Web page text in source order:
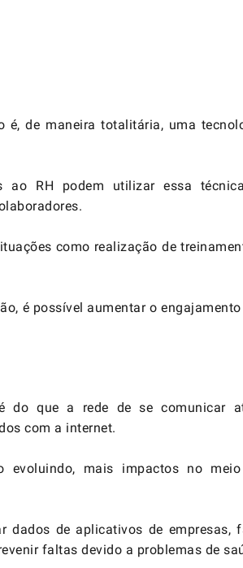
é, de maneira totalitária, uma
ao RH podem utilizar essa
como realização de
é possível aumentar o
do que a rede de se comunicar
com a internet.
evoluindo, mais impactos no
dados de aplicativos de empresas,
faltas devido a problemas de